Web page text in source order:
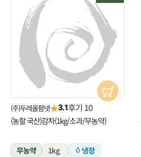
(주)두레올팜넷★3.1후기 10
(농할 국산)감자(1kg/소과/무농약)
무농약 1kg 냉장